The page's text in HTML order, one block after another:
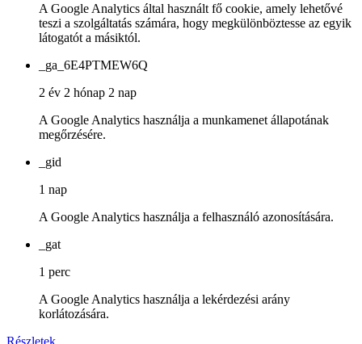
A Google Analytics által használt fő cookie, amely lehetővé
teszi a szolgáltatás számára, hogy megkülönböztesse az egyik
látogatót a másiktól.
_ga_6E4PTMEW6Q
2 év 2 hónap 2 nap
A Google Analytics használja a munkamenet állapotának
megőrzésére.
_gid
1 nap
A Google Analytics használja a felhasználó azonosítására.
_gat
1 perc
A Google Analytics használja a lekérdezési arány
korlátozására.
Részletek